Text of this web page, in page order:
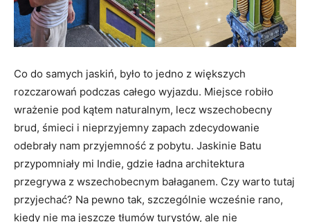
Co do samych jaskiń, było to jedno z większych
rozczarowań podczas całego wyjazdu. Miejsce robiło
wrażenie pod kątem naturalnym, lecz wszechobecny
brud, śmieci i nieprzyjemny zapach zdecydowanie
odebrały nam przyjemność z pobytu. Jaskinie Batu
przypomniały mi Indie, gdzie ładna architektura
przegrywa z wszechobecnym bałaganem. Czy warto tutaj
przyjechać? Na pewno tak, szczególnie wcześnie rano,
kiedy nie ma jeszcze tłumów turystów, ale nie